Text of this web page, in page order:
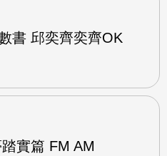
書 邱奕齊奕齊OK
實篇 FM AM